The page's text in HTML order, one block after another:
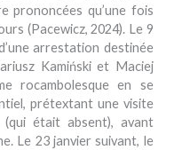
prononcées qu’une fois
(Pacewicz, 2024). Le 9
arrestation destinée
Kamiński et Maciej
rocambolesque en se
prétextant une visite
était absent), avant
Le 23 janvier suivant, le